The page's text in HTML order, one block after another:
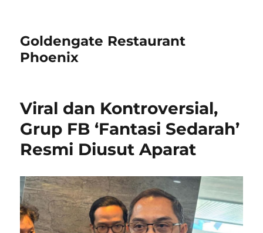
Goldengate Restaurant
Phoenix
Viral dan Kontroversial,
Grup FB ‘Fantasi Sedarah’
Resmi Diusut Aparat